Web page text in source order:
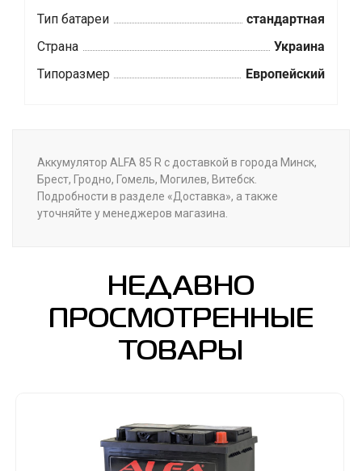
Тип батареи
стандартная
Страна
Украина
Типоразмер
Европейский
Аккумулятор ALFA 85 R с доставкой в города Минск,
Брест, Гродно, Гомель, Могилев, Витебск.
Подробности в разделе «Доставка», а также
уточняйте у менеджеров магазина.
НЕДАВНО
ПРОСМОТРЕННЫЕ
ТОВАРЫ